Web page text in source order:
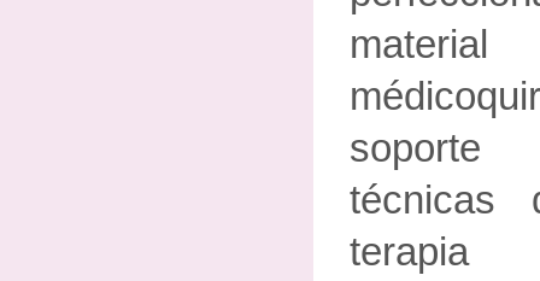
técnicas
terapia